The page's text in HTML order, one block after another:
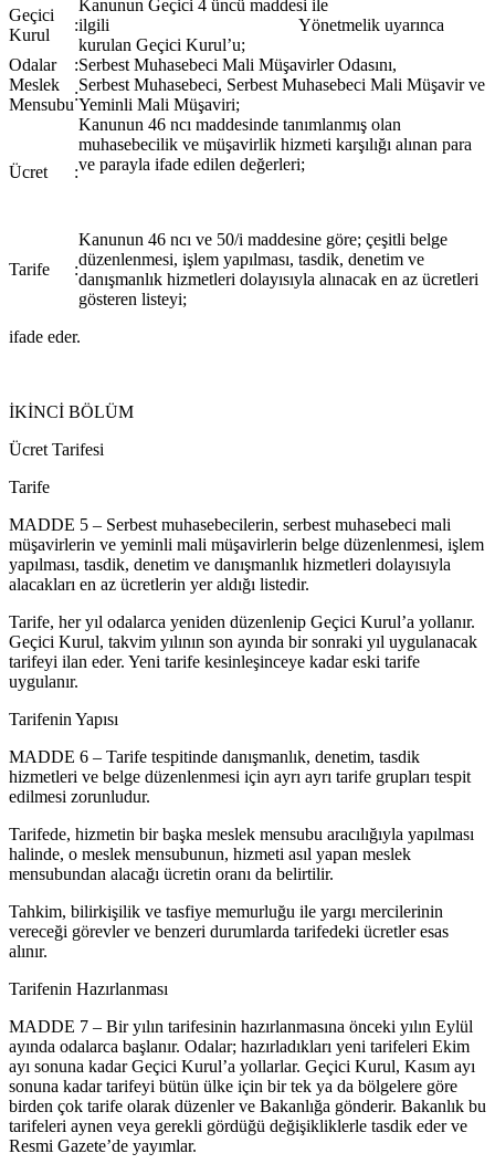
Geçici
Kurul
:
Kanunun Geçici 4 üncü maddesi ile
ilgili Yönetmelik uyarınca
kurulan Geçici Kurul’u;
Odalar
:Serbest Muhasebeci Mali Müşavirler Odasını,
Meslek
Mensubu
:
Serbest Muhasebeci, Serbest Muhasebeci Mali Müşavir ve
Yeminli Mali Müşaviri;
Ücret :
Kanunun 46 ncı maddesinde tanımlanmış olan
muhasebecilik ve müşavirlik hizmeti karşılığı alınan para
ve parayla ifade edilen değerleri;
Tarife :
Kanunun 46 ncı ve 50/i maddesine göre; çeşitli belge
düzenlenmesi, işlem yapılması, tasdik, denetim ve
danışmanlık hizmetleri dolayısıyla alınacak en az ücretleri
gösteren listeyi;
ifade eder.
İKİNCİ BÖLÜM
Ücret Tarifesi
Tarife
MADDE 5 – Serbest muhasebecilerin, serbest muhasebeci mali
müşavirlerin ve yeminli mali müşavirlerin belge düzenlenmesi, işlem
yapılması, tasdik, denetim ve danışmanlık hizmetleri dolayısıyla
alacakları en az ücretlerin yer aldığı listedir.
Tarife, her yıl odalarca yeniden düzenlenip Geçici Kurul’a yollanır.
Geçici Kurul, takvim yılının son ayında bir sonraki yıl uygulanacak
tarifeyi ilan eder. Yeni tarife kesinleşinceye kadar eski tarife
uygulanır.
Tarifenin Yapısı
MADDE 6 – Tarife tespitinde danışmanlık, denetim, tasdik
hizmetleri ve belge düzenlenmesi için ayrı ayrı tarife grupları tespit
edilmesi zorunludur.
Tarifede, hizmetin bir başka meslek mensubu aracılığıyla yapılması
halinde, o meslek mensubunun, hizmeti asıl yapan meslek
mensubundan alacağı ücretin oranı da belirtilir.
Tahkim, bilirkişilik ve tasfiye memurluğu ile yargı mercilerinin
vereceği görevler ve benzeri durumlarda tarifedeki ücretler esas
alınır.
Tarifenin Hazırlanması
MADDE 7 – Bir yılın tarifesinin hazırlanmasına önceki yılın Eylül
ayında odalarca başlanır. Odalar; hazırladıkları yeni tarifeleri Ekim
ayı sonuna kadar Geçici Kurul’a yollarlar. Geçici Kurul, Kasım ayı
sonuna kadar tarifeyi bütün ülke için bir tek ya da bölgelere göre
birden çok tarife olarak düzenler ve Bakanlığa gönderir. Bakanlık bu
tarifeleri aynen veya gerekli gördüğü değişikliklerle tasdik eder ve
Resmi Gazete’de yayımlar.